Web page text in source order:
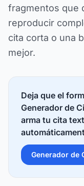
fragmentos que
reproducir
cita corta o una
mejor.
Deja que el
Generador de
arma tu cita
Generador de